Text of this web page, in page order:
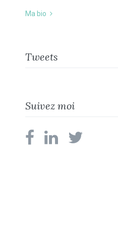
Ma bio
Tweets
Suivez moi
facebooklinkedin